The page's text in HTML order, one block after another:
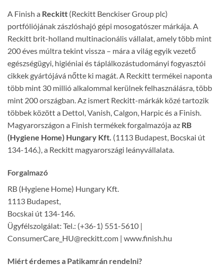
A Finish a Reckitt (Reckitt Benckiser Group plc)
portfóliójának zászlóshajó gépi mosogatószer márkája. A
Reckitt brit-holland multinacionális vállalat, amely több mint
200 éves múltra tekint vissza – mára a világ egyik vezető
egészségügyi, higiéniai és táplálkozástudományi fogyasztói
cikkek gyártójává nőtte ki magát. A Reckitt termékei naponta
több mint 30 millió alkalommal kerülnek felhasználásra, több
mint 200 országban. Az ismert Reckitt-márkák közé tartozik
többek között a Dettol, Vanish, Calgon, Harpic és a Finish.
Magyarországon a Finish termékek forgalmazója az RB
(Hygiene Home) Hungary Kft. (1113 Budapest, Bocskai út
134-146.), a Reckitt magyarországi leányvállalata.
Forgalmazó
RB (Hygiene Home) Hungary Kft.
1113 Budapest,
Bocskai út 134-146.
Ügyfélszolgálat: Tel.: (+36-1) 551-5610 |
ConsumerCare_HU@reckitt.com | www.finish.hu
Miért érdemes a Patikamrán rendelni?